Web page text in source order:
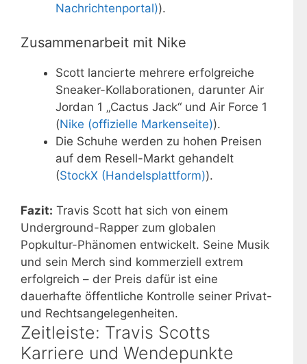
Nachrichtenportal)).
Zusammenarbeit mit Nike
Scott lancierte mehrere erfolgreiche
Sneaker-Kollaborationen, darunter Air
Jordan 1 „Cactus Jack“ und Air Force 1
(Nike (offizielle Markenseite)).
Die Schuhe werden zu hohen Preisen
auf dem Resell-Markt gehandelt
(StockX (Handelsplattform)).
Fazit: Travis Scott hat sich von einem
Underground-Rapper zum globalen
Popkultur-Phänomen entwickelt. Seine Musik
und sein Merch sind kommerziell extrem
erfolgreich – der Preis dafür ist eine
dauerhafte öffentliche Kontrolle seiner Privat-
und Rechtsangelegenheiten.
Zeitleiste: Travis Scotts
Karriere und Wendepunkte